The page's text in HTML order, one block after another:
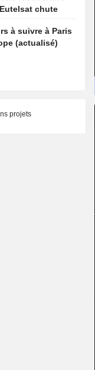
chute
à suivre à Paris
(actualisé)
projets